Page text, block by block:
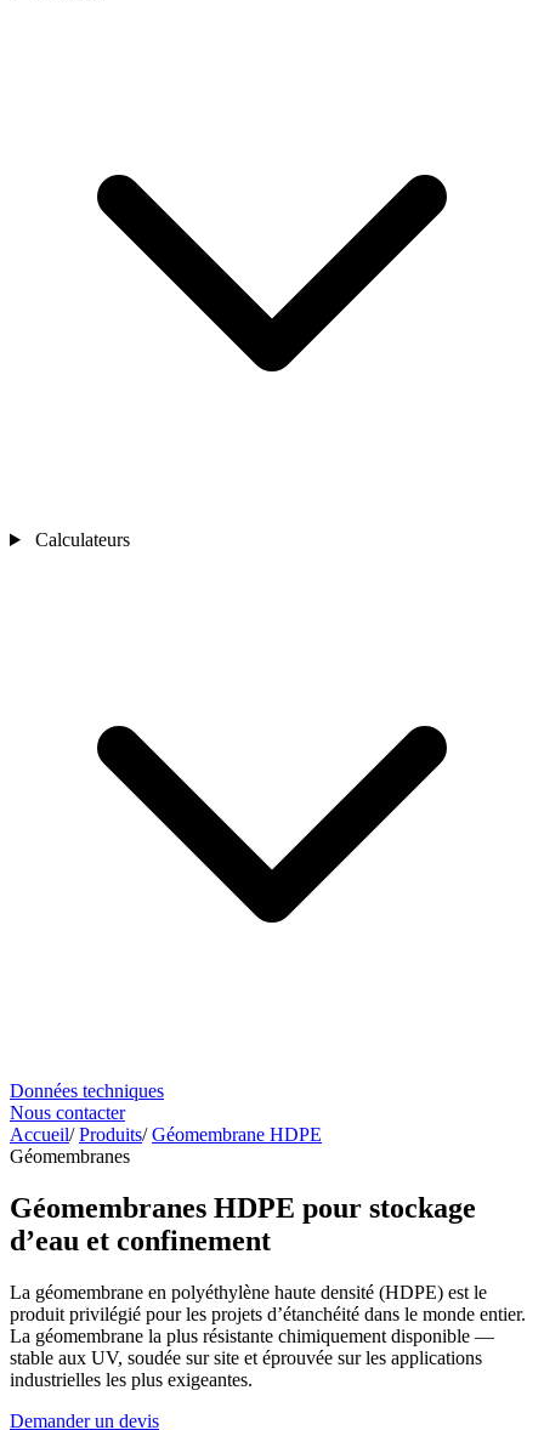
Calculateurs
Données techniques
Nous contacter
Accueil/ Produits/ Géomembrane HDPE
Géomembranes
Géomembranes HDPE pour stockage
d’eau et confinement
La géomembrane en polyéthylène haute densité (HDPE) est le
produit privilégié pour les projets d’étanchéité dans le monde entier.
La géomembrane la plus résistante chimiquement disponible —
stable aux UV, soudée sur site et éprouvée sur les applications
industrielles les plus exigeantes.
Demander un devis